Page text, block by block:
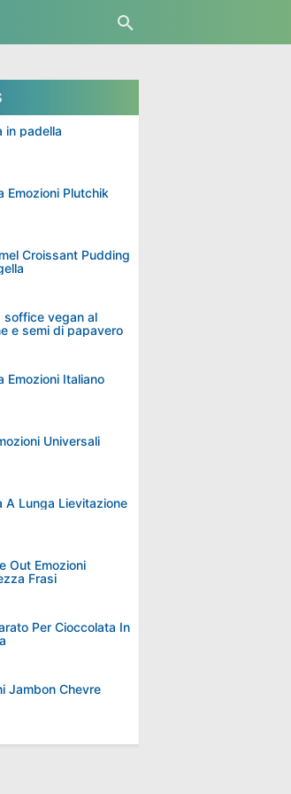
in padella
Emozioni Plutchik
Croissant Pudding
soffice vegan al
e semi di papavero
Emozioni Italiano
Universali
A Lunga Lievitazione
Out Emozioni
Frasi
Per Cioccolata In
Jambon Chevre